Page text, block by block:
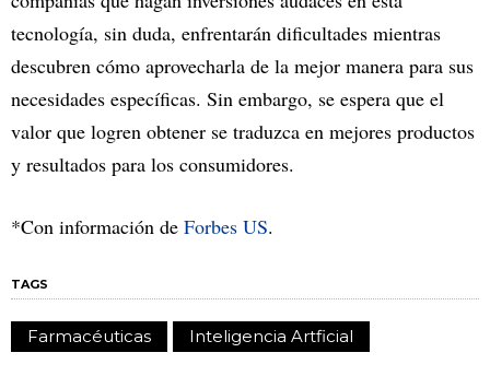
tecnología, sin duda, enfrentarán dificultades mientras
descubren cómo aprovecharla de la mejor manera para sus
necesidades específicas. Sin embargo, se espera que el
valor que logren obtener se traduzca en mejores productos
y resultados para los consumidores.
*Con información de Forbes US.
TAGS
Farmacéuticas Inteligencia Artficial